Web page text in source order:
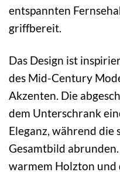
entspannten
griffbereit.
Das Design ist
des Mid-Century
Akzenten. Die
dem Unterschrank
Eleganz, während die
Gesamtbild
warmem Holzton und